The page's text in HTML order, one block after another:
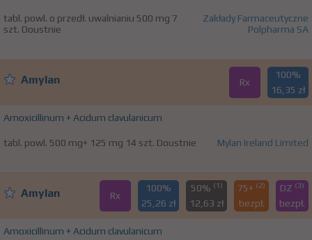
tabl. powl. o przedł. uwalnianiu 500 mg 7
szt. Doustnie
Zakłady Farmaceutyczne
Polpharma SA
Amylan Rx
100%
16,35 zł
Amoxicillinum + Acidum clavulanicum
tabl. powl. 500 mg+ 125 mg 14 szt. Doustnie Mylan Ireland Limited
Amylan Rx
100%
25,26 zł
50% (1)
12,63 zł
75+ (2)
bezpł.
DZ (3)
bezpł.
Amoxicillinum + Acidum clavulanicum